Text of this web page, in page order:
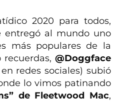
2020 para todos,
entregó al mundo uno
más populares de la
@Doggface
redes sociales) subió
lo vimos patinando
de Fleetwood Mac,